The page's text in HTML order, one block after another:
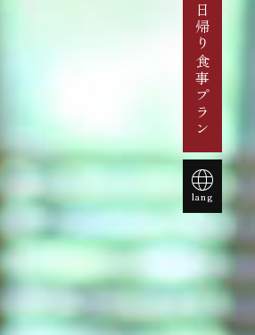
日帰り食事プラン
lang
English
简体中文
한국어